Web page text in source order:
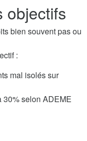
objectifs
bien souvent pas ou
:
mal isolés sur
30% selon ADEME